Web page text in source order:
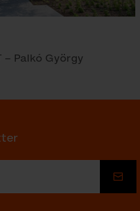
– Palkó György